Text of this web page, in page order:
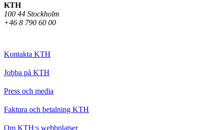
KTH
100 44 Stockholm
+46 8 790 60 00
Kontakta KTH
Jobba på KTH
Press och media
Faktura och betalning KTH
Om KTH:s webbplatser